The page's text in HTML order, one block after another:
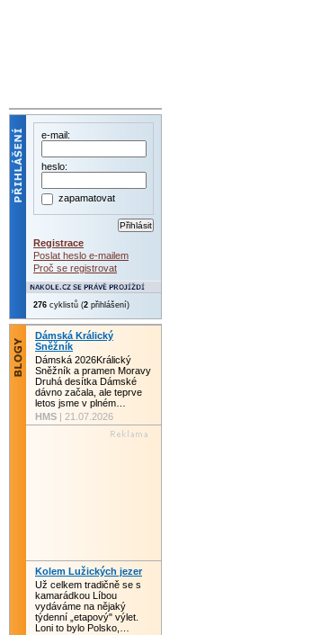
e-mail:
heslo:
zapamatovat
Registrace
Poslat heslo e-mailem
Proč se registrovat
276 cyklistů (2 přihlášení)
Dámská Králický
Sněžník
Dámská 2026Králický
Sněžník a pramen Moravy
Druhá desítka Dámské
dávno začala, ale teprve
letos jsme v plném…
HMS | 21.07.2026
Kolem Lužických jezer
Už celkem tradičně se s
kamarádkou Líbou
vydáváme na nějaký
týdenní „etapový" výlet.
Loni to bylo Polsko,…